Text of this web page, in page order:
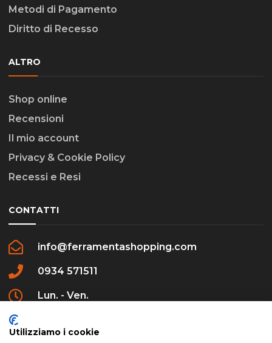
Metodi di Pagamento
Diritto di Recesso
ALTRO
Shop online
Recensioni
Il mio account
Privacy & Cookie Policy
Recessi e Resi
CONTATTI
info@ferramentashopping.com
0934 571511
Lun. - Ven.
Utilizziamo i cookie